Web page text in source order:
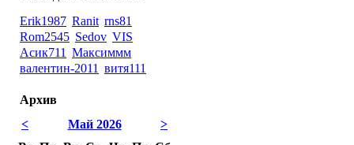
Erik1987 Ranit rns81
Rom2545 Sedov VIS
Асик711 Максиммм
валентин-2011 витя111
Архив
<
>
Май 2026